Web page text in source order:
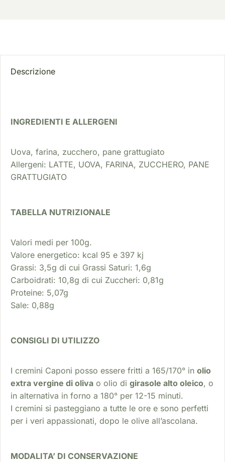
Descrizione
INGREDIENTI E ALLERGENI
Uova, farina, zucchero, pane grattugiato
Allergeni: LATTE, UOVA, FARINA, ZUCCHERO, PANE
GRATTUGIATO
TABELLA NUTRIZIONALE
Valori medi per 100g.
Valore energetico: kcal 95 e 397 kj
Grassi: 3,5g di cui Grassi Saturi: 1,6g
Carboidrati: 10,8g di cui Zuccheri: 0,81g
Proteine: 5,07g
Sale: 0,88g
CONSIGLI DI UTILIZZO
I cremini Caponi posso essere fritti a 165/170° in olio
extra vergine di oliva o olio di girasole alto oleico, o
in alternativa in forno a 180° per 12-15 minuti.
I cremini si pasteggiano a tutte le ore e sono perfetti
per i veri appassionati, dopo le olive all’ascolana.
MODALITA’ DI CONSERVAZIONE